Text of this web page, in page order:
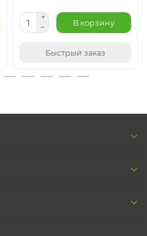
В корзину
Быстрый заказ